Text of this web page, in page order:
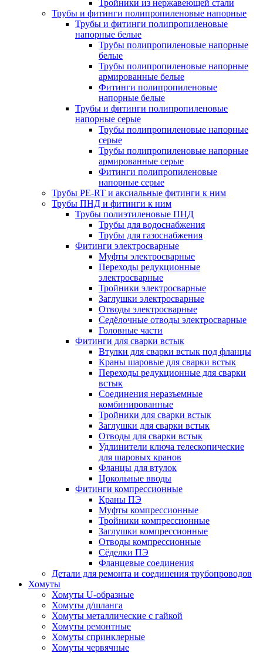
Тройники из нержавеющей стали
Трубы и фитинги полипропиленовые напорные
Трубы и фитинги полипропиленовые
напорные белые
Трубы полипропиленовые напорные
белые
Трубы полипропиленовые напорные
армированные белые
Фитинги полипропиленовые
напорные белые
Трубы и фитинги полипропиленовые
напорные серые
Трубы полипропиленовые напорные
серые
Трубы полипропиленовые напорные
армированные серые
Фитинги полипропиленовые
напорные серые
Трубы PE-RT и аксиальные фитинги к ним
Трубы ПНД и фитинги к ним
Трубы полиэтиленовые ПНД
Трубы для водоснабжения
Трубы для газоснабжения
Фитинги электросварные
Муфты электросварные
Переходы редукционные
электросварные
Тройники электросварные
Заглушки электросварные
Отводы электросварные
Седёлочные отводы электросварные
Головные части
Фитинги для сварки встык
Втулки для сварки встык под фланцы
Краны шаровые для сварки встык
Переходы редукционные для сварки
встык
Соединения неразъемные
комбинированные
Тройники для сварки встык
Заглушки для сварки встык
Отводы для сварки встык
Удлинители ключа телескопические
для шаровых кранов
Фланцы для втулок
Цокольные вводы
Фитинги компрессионные
Краны ПЭ
Муфты компрессионные
Тройники компрессионные
Заглушки компрессионные
Отводы компрессионные
Сёделки ПЭ
Фланцевые соединения
Детали для ремонта и соединения трубопроводов
Хомуты
Хомуты U-образные
Хомуты д/шланга
Хомуты металлические с гайкой
Хомуты ремонтные
Хомуты спринклерные
Хомуты червячные